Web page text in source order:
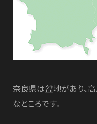
奈良県は盆地があり、
なところです。